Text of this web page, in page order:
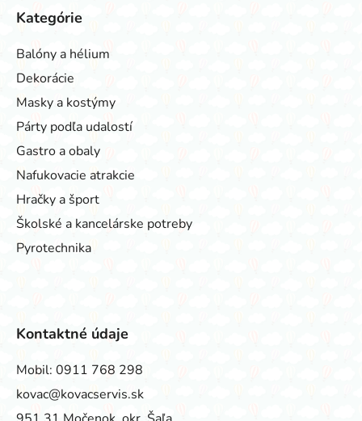
Kategórie
Balóny a hélium
Dekorácie
Masky a kostýmy
Párty podľa udalostí
Gastro a obaly
Nafukovacie atrakcie
Hračky a šport
Školské a kancelárske potreby
Pyrotechnika
Kontaktné údaje
Mobil: 0911 768 298
kovac@kovacservis.sk